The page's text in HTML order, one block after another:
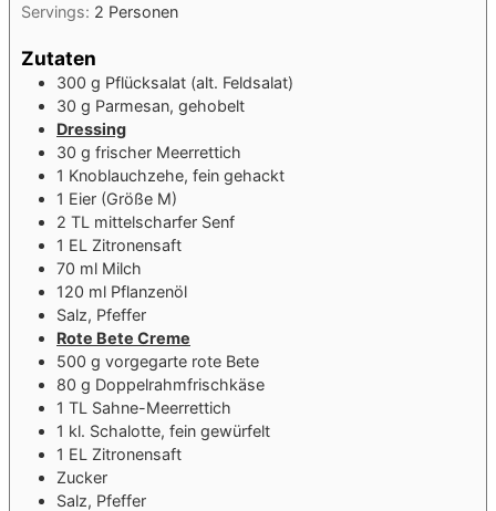
Servings: 2 Personen
Zutaten
300 g Pflücksalat (alt. Feldsalat)
30 g Parmesan, gehobelt
Dressing
30 g frischer Meerrettich
1 Knoblauchzehe, fein gehackt
1 Eier (Größe M)
2 TL mittelscharfer Senf
1 EL Zitronensaft
70 ml Milch
120 ml Pflanzenöl
Salz, Pfeffer
Rote Bete Creme
500 g vorgegarte rote Bete
80 g Doppelrahmfrischkäse
1 TL Sahne-Meerrettich
1 kl. Schalotte, fein gewürfelt
1 EL Zitronensaft
Zucker
Salz, Pfeffer